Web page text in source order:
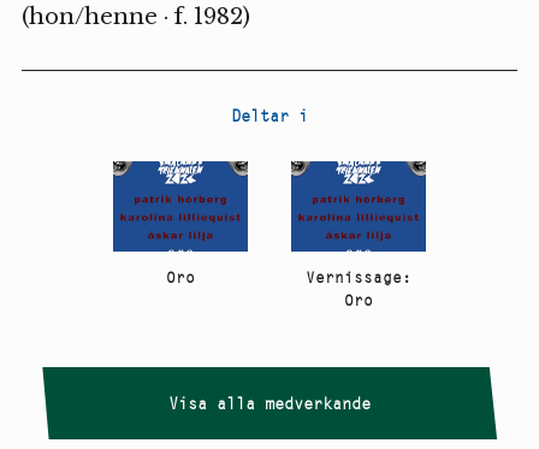
(hon/henne · f. 1982)
Deltar i
Oro
Vernissage:
Oro
Visa alla medverkande